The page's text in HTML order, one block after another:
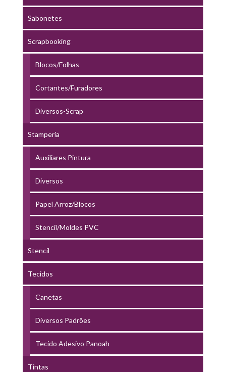
Sabonetes
Scrapbooking
Blocos/Folhas
Cortantes/Furadores
Diversos-Scrap
Stamperia
Auxiliares Pintura
Diversos
Papel Arroz/Blocos
Stencil/Moldes PVC
Stencil
Tecidos
Canetas
Diversos Padrões
Tecido Adesivo Panoah
Tintas